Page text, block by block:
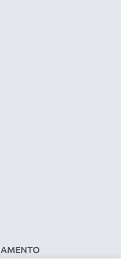
- NUOVO FILO
480 MBit/s - USB 2.0
1m
rapporto